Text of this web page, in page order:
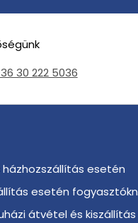
30 222 5036
házhozszállítás esetén
esetén
átvétel és kiszállítás